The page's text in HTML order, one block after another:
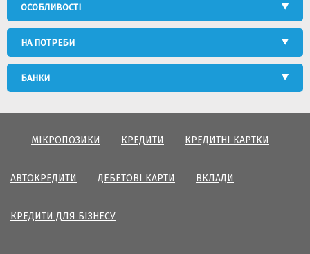
ОСОБЛИВОСТІ
НА ПОТРЕБИ
БАНКИ
МІКРОПОЗИКИ КРЕДИТИ КРЕДИТНІ КАРТКИ
АВТОКРЕДИТИ ДЕБЕТОВІ КАРТИ ВКЛАДИ
КРЕДИТИ ДЛЯ БІЗНЕСУ